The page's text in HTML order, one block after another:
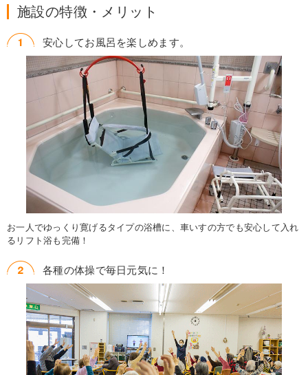
施設の特徴・メリット
安心してお風呂を楽しめます。
お一人でゆっくり寛げるタイプの浴槽に、車いすの方でも安心して入れ
るリフト浴も完備！
各種の体操で毎日元気に！